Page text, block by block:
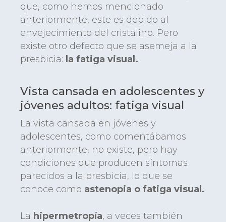
que, como hemos mencionado
anteriormente, este es debido al
envejecimiento del cristalino. Pero
existe otro defecto que se asemeja a la
presbicia: la fatiga visual.
Vista cansada en adolescentes y
jóvenes adultos: fatiga visual
La vista cansada en jóvenes y
adolescentes, como comentábamos
anteriormente, no existe, pero hay
condiciones que producen síntomas
parecidos a la presbicia, lo que se
conoce como astenopia o fatiga visual.
La hipermetropía, a veces también